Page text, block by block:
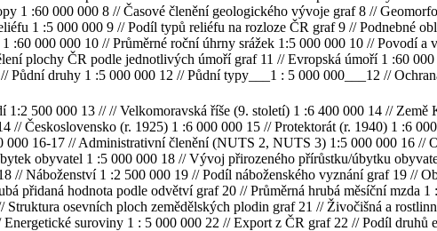
1 :60 000 000 8 // Časové členění geologického vývoje graf 8 //
1 :5 000 000 9 // Podíl typů reliéfu na rozloze ČR graf 9 // Podnebné
:60 000 000 10 // Průměrné roční úhrny srážek 1:5 000 000 10 // Povodí
plochy ČR podle jednotlivých úmoří graf 11 // Evropská úmoří 1 :60
Půdní druhy 1 :5 000 000 12 // Půdní typy___1 : 5 000 000___12 //
1:2 500 000 13 // // Velkomoravská říše (9. století) 1 :6 400 000 14 //
// Československo (r. 1925) 1 :6 000 000 15 // Protektorát (r. 1940) 1 :6
000 16-17 // Administrativní členění (NUTS 2, NUTS 3) 1:5 000 000 16 //
obyvatel 1 :5 000 000 18 // Vývoj přirozeného přírůstku/úbytku
// Náboženství 1 :2 500 000 19 // Podíl náboženského vyznání graf 19 //
přidaná hodnota podle odvětví graf 20 // Průměrná hrubá měsíční mzda
Struktura osevních ploch zemědělských plodin graf 21 // Živočišná a
suroviny 1 : 5 000 000 22 // Export z ČR graf 22 // Podíl